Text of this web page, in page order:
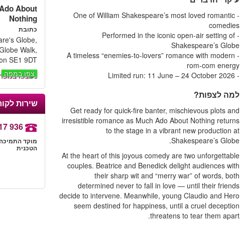
- One of William Shakespeare’s most loved romantic
comedies
- Performed in the iconic open-air setting of
Shakespeare’s Globe
- A timeless “enemies-to-lovers” romance with modern
rom-com energy
- Limited run: 11 June – 24 October 2026
למה לצפות?
Get ready for quick-fire banter, mischievous plots and
irresistible romance as Much Ado About Nothing returns
to the stage in a vibrant new production at
Shakespeare’s Globe.
At the heart of this joyous comedy are two unforgettable
couples. Beatrice and Benedick delight audiences with
their sharp wit and “merry war” of words, both
determined never to fall in love — until their friends
decide to intervene. Meanwhile, young Claudio and Hero
seem destined for happiness, until a cruel deception
threatens to tear them apart.
About
Nothing
כתובת
Globe,
Walk,
SE1 9DT
צפו במפה
שירות
936
מוקד התמיכה
הטכנית